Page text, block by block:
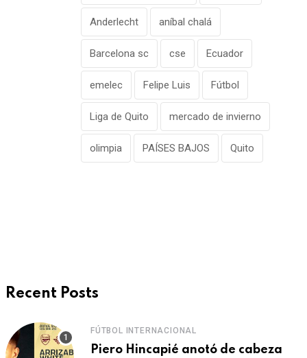
Anderlecht aníbal chalá
Barcelona sc cse Ecuador
emelec Felipe Luis Fútbol
Liga de Quito mercado de invierno
olimpia PAÍSES BAJOS Quito
Recent Posts
FÚTBOL INTERNACIONAL
Piero Hincapié anotó de cabeza